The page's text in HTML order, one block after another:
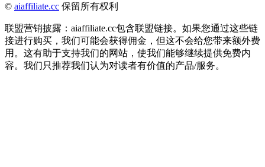
© aiaffiliate.cc 保留所有权利
联盟营销披露：aiaffiliate.cc包含联盟链接。如果您通过这些链
接进行购买，我们可能会获得佣金，但这不会给您带来额外费
用。这有助于支持我们的网站，使我们能够继续提供免费内
容。我们只推荐我们认为对读者有价值的产品/服务。